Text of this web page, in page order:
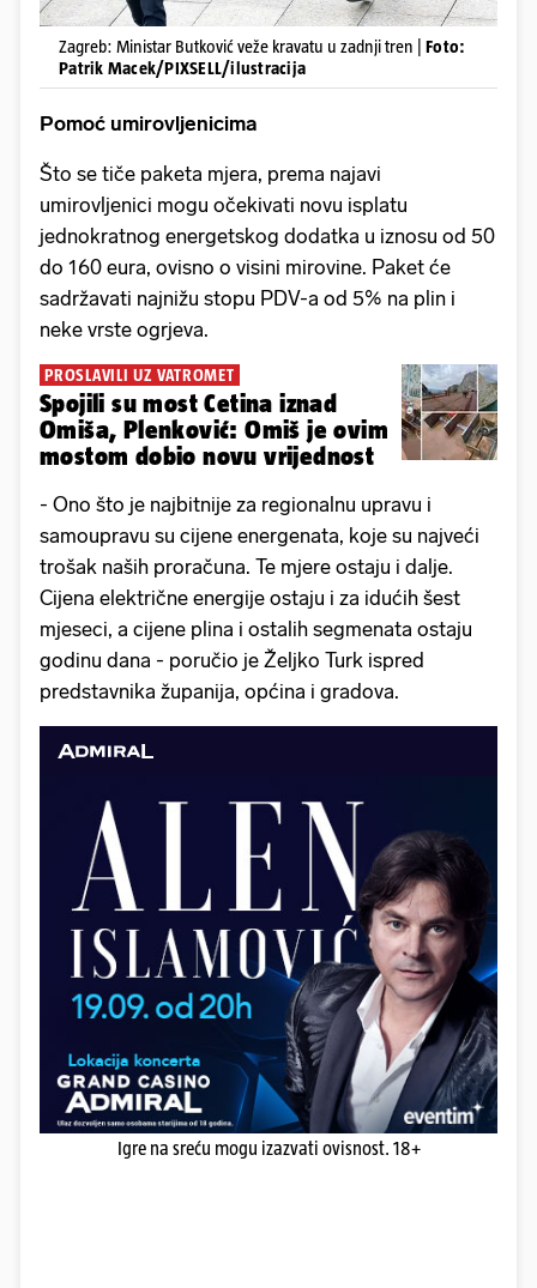
Zagreb: Ministar Butković veže kravatu u zadnji tren | Foto:
Patrik Macek/PIXSELL/ilustracija
Pomoć umirovljenicima
Što se tiče paketa mjera, prema najavi
umirovljenici mogu očekivati novu isplatu
jednokratnog energetskog dodatka u iznosu od 50
do 160 eura, ovisno o visini mirovine. Paket će
sadržavati najnižu stopu PDV-a od 5% na plin i
neke vrste ogrjeva.
PROSLAVILI UZ VATROMET
Spojili su most Cetina iznad
Omiša, Plenković: Omiš je ovim
mostom dobio novu vrijednost
- Ono što je najbitnije za regionalnu upravu i
samoupravu su cijene energenata, koje su najveći
trošak naših proračuna. Te mjere ostaju i dalje.
Cijena električne energije ostaju i za idućih šest
mjeseci, a cijene plina i ostalih segmenata ostaju
godinu dana - poručio je Željko Turk ispred
predstavnika županija, općina i gradova.
Igre na sreću mogu izazvati ovisnost. 18+